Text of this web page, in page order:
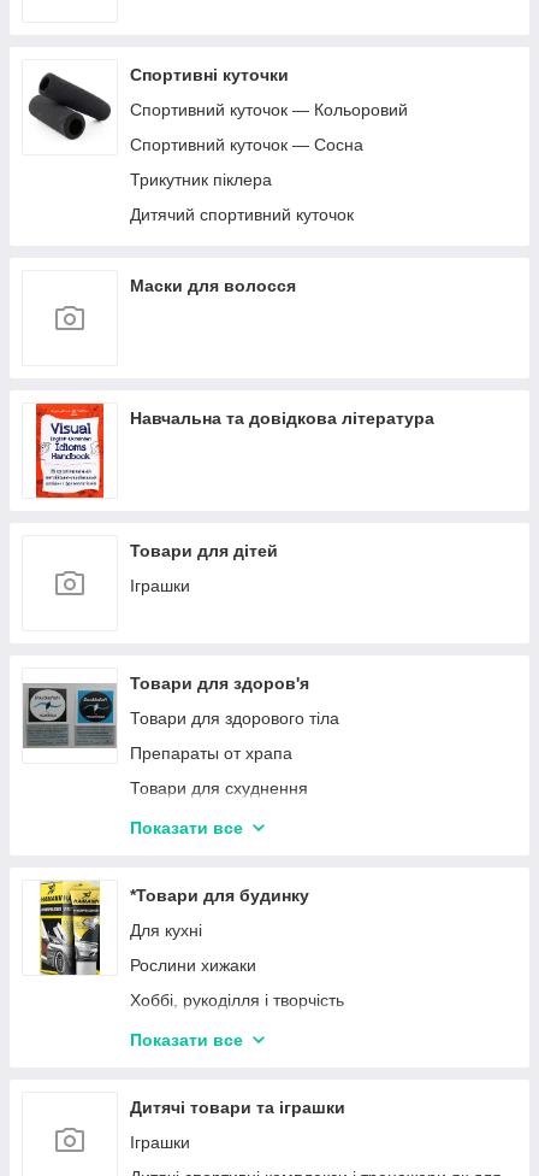
Спортивні куточки
Спортивний куточок — Кольоровий
Спортивний куточок — Сосна
Трикутник піклера
Дитячий спортивний куточок
Маски для волосся
Навчальна та довідкова література
Товари для дітей
Іграшки
Товари для здоров'я
Товари для здорового тіла
Препараты от храпа
Товари для схуднення
Товари для нарощування м'язів
Натуральні препарати для лікування суглобів і
Засоби для догляду за волоссям
Показати все
*Товари для будинку
Для кухні
Рослини хижаки
Хоббі, рукоділля і творчість
Мебель
Годинник
Декор для будинку
Показати все
Дитячі товари та іграшки
Іграшки